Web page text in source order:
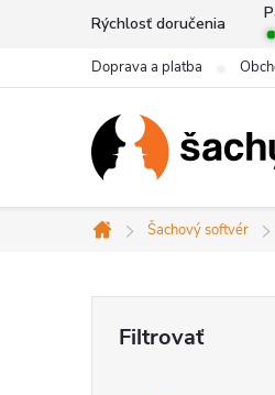
Rýchlosť doručenia
Doprava a platba
Domov
Šachový softvér